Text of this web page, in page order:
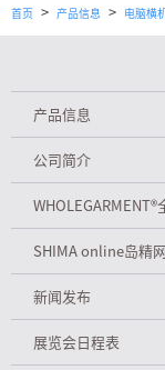
首页 > 产品信息 > 电脑横
产品信息
公司简介
WHOLEGARMENT®
SHIMA online岛精
新闻发布
展览会日程表